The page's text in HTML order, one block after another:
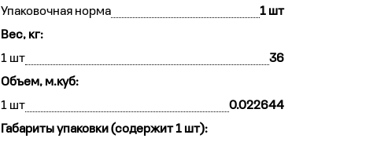
Упаковочная норма
1 шт
Вес, кг:
1 шт
36
Объем, м.куб:
1 шт
0.022644
Габариты упаковки (содержит 1 шт):